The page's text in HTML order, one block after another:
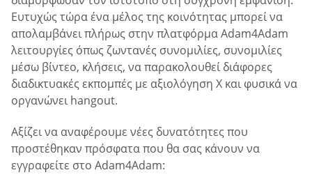
Ευτυχώς τώρα ένα μέλος της κοινότητας μπορεί να
απολαμβάνει πλήρως στην πλατφόρμα Adam4Adam
λειτουργίες όπως ζωντανές συνομιλίες, συνομιλίες
μέσω βίντεο, κλήσεις, να παρακολουθεί διάφορες
διαδικτυακές εκπομπές με αξιολόγηση X και φυσικά να
οργανώνει hangout.
Αξίζει να αναφέρουμε νέες δυνατότητες που
προστέθηκαν πρόσφατα που θα σας κάνουν να
εγγραφείτε στο Adam4Adam: